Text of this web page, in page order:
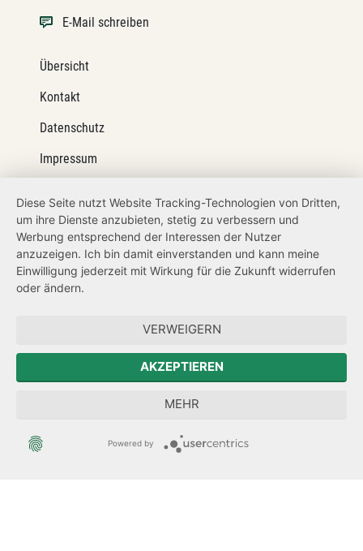
E-Mail schreiben
Übersicht
Kontakt
Datenschutz
Impressum
Netiquette
Transparenzanspruch
Hinweisgeberschutz
Forum Mitteleuropa
Der Sächsische Integrationsbeauftragte
Sächsische Landesbeauftragte zur Aufarbeitung der SED-
Diese Seite nutzt Website Tracking-Technologien von Dritten,
um ihre Dienste anzubieten, stetig zu verbessern und
Werbung entsprechend der Interessen der Nutzer
anzuzeigen. Ich bin damit einverstanden und kann meine
Einwilligung jederzeit mit Wirkung für die Zukunft widerrufen
oder ändern.
VERWEIGERN
AKZEPTIEREN
MEHR
Powered by